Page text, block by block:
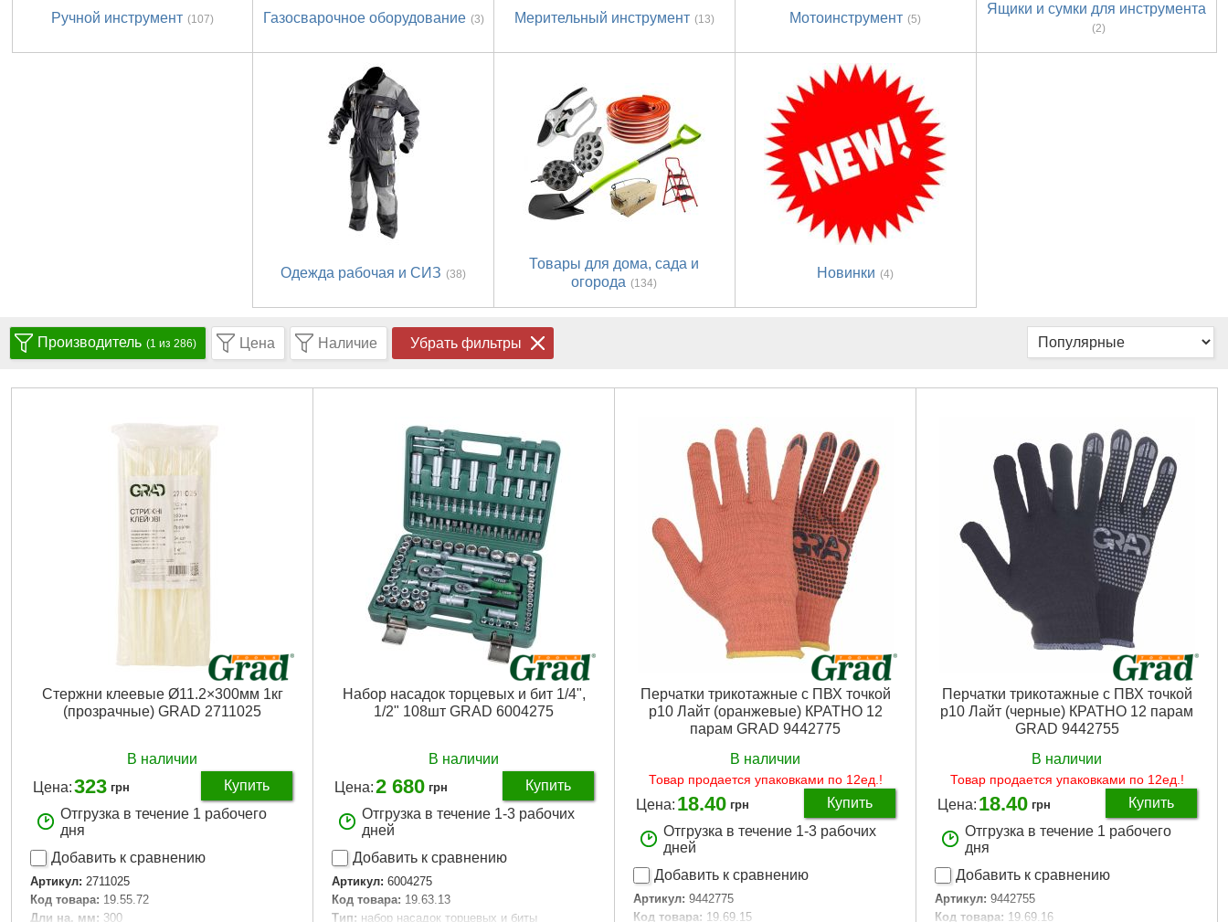
Ручной инструмент (107) Газосварочное оборудование (3) Мерительный инструмент (13) Мотоинструмент (5)
Ящики и сумки для инструмента
(2)
Одежда рабочая и СИЗ (38)
Товары для дома, сада и
огорода (134)
Новинки (4)
Производитель (1 из 286) Цена Наличие Убрать фильтры
Стержни клеевые Ø11.2×300мм 1кг
(прозрачные) GRAD 2711025
В наличии
Цена:323 грн
Купить
Отгрузка в течение 1 рабочего
дня
Добавить к сравнению
Артикул: 2711025
Код товара: 19.55.72
Дли на, мм: 300
Набор насадок торцевых и бит 1/4",
1/2" 108шт GRAD 6004275
В наличии
Цена:2 680 грн
Купить
Отгрузка в течение 1-3 рабочих
дней
Добавить к сравнению
Артикул: 6004275
Код товара: 19.63.13
Tип: набор насадок торцевых и биты
Перчатки трикотажные с ПВХ точкой
р10 Лайт (оранжевые) КРАТНО 12
парам GRAD 9442775
В наличии
Товар продается упаковками по 12ед.!
Цена: 18.40 грн
Купить
Отгрузка в течение 1-3 рабочих
дней
Добавить к сравнению
Артикул: 9442775
Код товара: 19.69.15
Перчатки трикотажные с ПВХ точкой
р10 Лайт (черные) КРАТНО 12 парам
GRAD 9442755
В наличии
Товар продается упаковками по 12ед.!
Цена: 18.40 грн
Купить
Отгрузка в течение 1 рабочего
дня
Добавить к сравнению
Артикул: 9442755
Код товара: 19.69.16